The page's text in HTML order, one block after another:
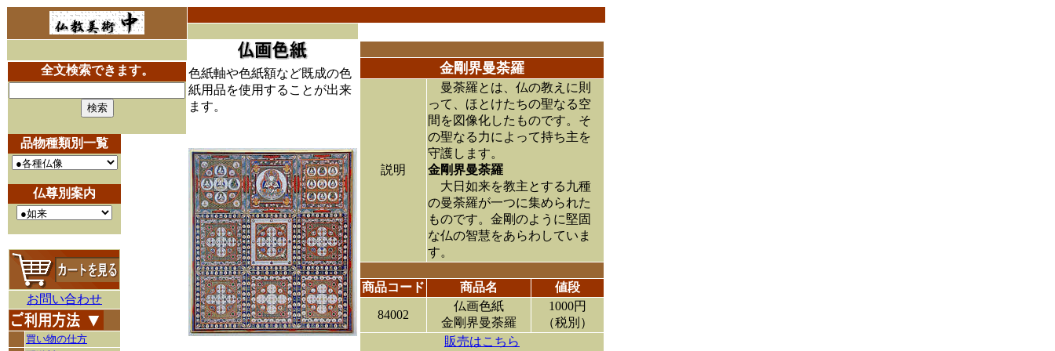
金剛界曼荼羅
説明
曼荼羅とは、仏の教えに則
って、ほとけたちの聖なる空
間を図像化したものです。そ
の聖なる力によって持ち主を
守護します。
金剛界曼荼羅
大日如来を教主とする九種
の曼荼羅が一つに集められた
ものです。金剛のように堅固
な仏の智慧をあらわしていま
す。
商品コード 商品名 値段
84002
仏画色紙
金剛界曼荼羅
1000円
（税別）
販売はこちら
全文検索できます。
品物種類別一覧
仏尊別案内
お問い合わせ
買い物の仕方
色紙軸や色紙額など既成の色
紙用品を使用することが出来
ます。